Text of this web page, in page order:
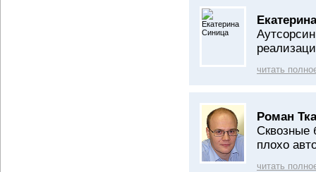
читать
Роман
Сквозные
плохо
читать